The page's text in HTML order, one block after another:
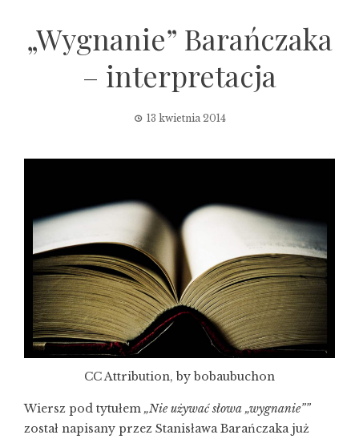
„Wygnanie” Barańczaka
– interpretacja
13 kwietnia 2014
CC Attribution, by bobaubuchon
Wiersz pod tytułem „Nie używać słowa „wygnanie””
został napisany przez Stanisława Barańczaka już